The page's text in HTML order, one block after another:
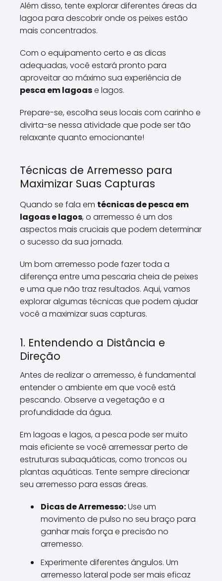
Além disso, tente explorar diferentes áreas da
lagoa para descobrir onde os peixes estão
mais concentrados.
Com o equipamento certo e as dicas
adequadas, você estará pronto para
aproveitar ao máximo sua experiência de
pesca em lagoase lagos.
Prepare-se, escolha seus locais com carinho e
divirta-se nessa atividade que pode ser tão
relaxante quanto emocionante!
Técnicas de Arremesso para
Maximizar Suas Capturas
Quando se fala em técnicas de pesca em
lagoas e lagos, o arremesso é um dos
aspectos mais cruciais que podem determinar
o sucesso da sua jornada.
Um bom arremesso pode fazer toda a
diferença entre uma pescaria cheia de peixes
e uma que não traz resultados. Aqui, vamos
explorar algumas técnicas que podem ajudar
você a maximizar suas capturas.
1. Entendendo a Distância e
Direção
Antes de realizar o arremesso, é fundamental
entender o ambiente em que você está
pescando. Observe a vegetação e a
profundidade da água.
Em lagoas e lagos, a pesca pode ser muito
mais eficiente se você arremessar perto de
estruturas subaquáticas, como troncos ou
plantas aquáticas. Tente sempre direcionar
seu arremesso para essas áreas.
Dicas de Arremesso:Use um
movimento de pulso no seu braço para
ganhar mais força e precisão no
arremesso.
Experimente diferentes ângulos. Um
arremesso lateral pode ser mais eficaz